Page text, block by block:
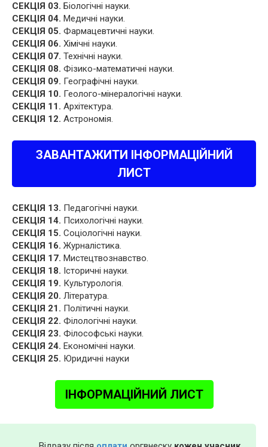
СЕКЦІЯ 03. Біологічні науки.
СЕКЦІЯ 04. Медичні науки.
СЕКЦІЯ 05. Фармацевтичні науки.
СЕКЦІЯ 06. Хімічні науки.
СЕКЦІЯ 07. Технічні науки.
СЕКЦІЯ 08. Фізико-математичні науки.
СЕКЦІЯ 09. Географічні науки.
СЕКЦІЯ 10. Геолого-мінералогічні науки.
СЕКЦІЯ 11. Архітектура.
СЕКЦІЯ 12. Астрономія.
ЗАВАНТАЖИТИ ІНФОРМАЦІЙНИЙ
ЛИСТ
СЕКЦІЯ 13. Педагогічні науки.
СЕКЦІЯ 14. Психологічні науки.
СЕКЦІЯ 15. Соціологічні науки.
СЕКЦІЯ 16. Журналістика.
СЕКЦІЯ 17. Мистецтвознавство.
СЕКЦІЯ 18. Історичні науки.
СЕКЦІЯ 19. Культурологія.
СЕКЦІЯ 20. Література.
СЕКЦІЯ 21. Політичні науки.
СЕКЦІЯ 22. Філологічні науки.
СЕКЦІЯ 23. Філософські науки.
СЕКЦІЯ 24. Економічні науки.
СЕКЦІЯ 25. Юридичні науки
ІНФОРМАЦІЙНИЙ ЛИСТ